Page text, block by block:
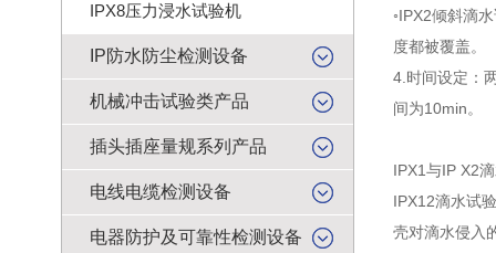
IPX8压力浸水试验机
IP防水防尘检测设备
机械冲击试验类产品
插头插座量规系列产品
电线电缆检测设备
电器防护及可靠性检测设备
◦IPX2倾斜滴
度都被覆盖。
4. 时间设定：
间为10min。
IPX1与IP X2
IPX12滴水试
壳对滴水侵入